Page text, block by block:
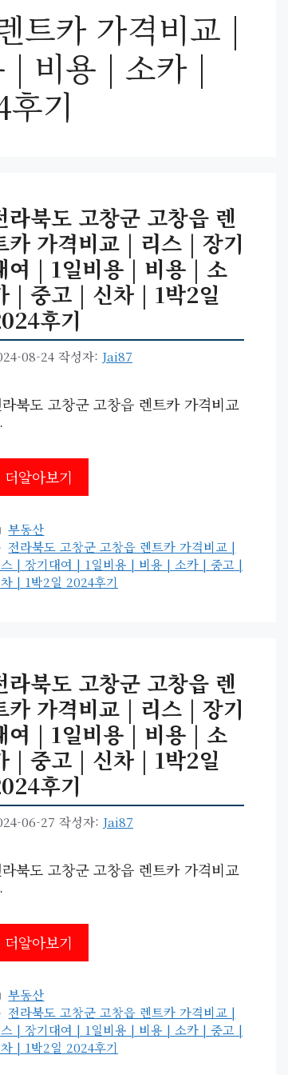
트카 가격비교 |
| 비용 | 소카 |
기
라북도 고창군 고창읍 렌
카 가격비교 | 리스 | 장기
여 | 1일비용 | 비용 | 소
| 중고 | 신차 | 1박2일
후기
08-24 작성자: Jai87
북도 고창군 고창읍 렌트카 가격비교
더알아보기
카
테
고
리
부동산
태
그
전라북도 고창군 고창읍 렌트카 가격비교 |
| 장기대여 | 1일비용 | 비용 | 소카 | 중고 |
| 1박2일 2024후기
라북도 고창군 고창읍 렌
카 가격비교 | 리스 | 장기
여 | 1일비용 | 비용 | 소
| 중고 | 신차 | 1박2일
후기
06-27 작성자: Jai87
북도 고창군 고창읍 렌트카 가격비교
더알아보기
카
테
고
리
부동산
태
그
전라북도 고창군 고창읍 렌트카 가격비교 |
| 장기대여 | 1일비용 | 비용 | 소카 | 중고 |
| 1박2일 2024후기